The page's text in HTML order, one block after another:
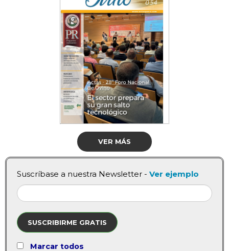
VER MÁS
Suscríbase a nuestra Newsletter - Ver ejemplo
SUSCRIBIRME GRATIS
Marcar todos